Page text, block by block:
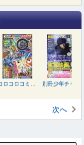
次へ